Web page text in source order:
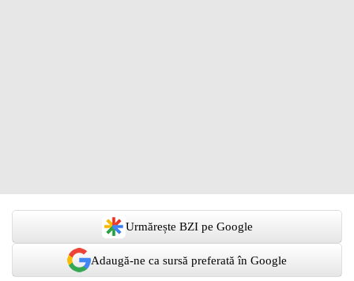
Urmărește BZI pe Google
Adaugă-ne ca sursă preferată în Google